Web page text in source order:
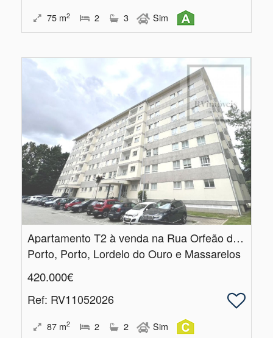
75 m2 2 3 Sim
Apartamento T2 à venda na Rua Orfeão do Porto
Porto, Porto, Lordelo do Ouro e Massarelos
420.000€
Ref: RV11052026
87 m2 2 2 Sim